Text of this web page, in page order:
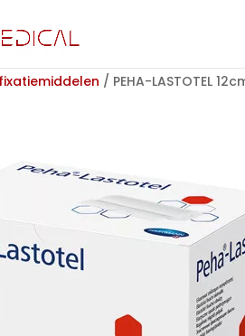
/ PEHA-LASTOTEL